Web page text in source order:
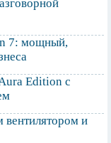
7: мощный,
Edition с
вентилятором и